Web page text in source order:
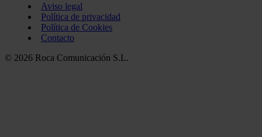
Aviso legal
Política de privacidad
Política de Cookies
Contacto
© 2026 Roca Comunicación S.L.